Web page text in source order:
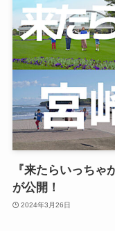
『来たらいっちゃ
が公開！
2024年3月26日